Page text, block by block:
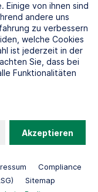
Compliance
Sitemap
Einige von ihnen sind
andere uns
zu verbessern
welche Cookies
ist jederzeit in der
Sie, dass bei
Funktionalitäten
Akzeptieren